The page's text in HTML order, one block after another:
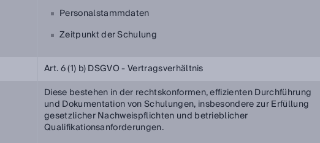
Personalstammdaten
Zeitpunkt der Schulung
Art. 6 (1) b) DSGVO - Vertragsverhältnis
Diese bestehen in der rechtskonformen, effizienten Durchführung
und Dokumentation von Schulungen, insbesondere zur Erfüllung
gesetzlicher Nachweispflichten und betrieblicher
Qualifikationsanforderungen.